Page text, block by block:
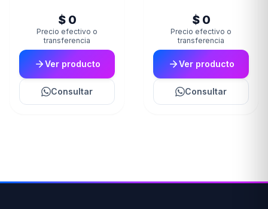
$ 0
Precio efectivo o
transferencia
Ver producto
Consultar
$ 0
Precio efectivo o
transferencia
Ver producto
Consultar